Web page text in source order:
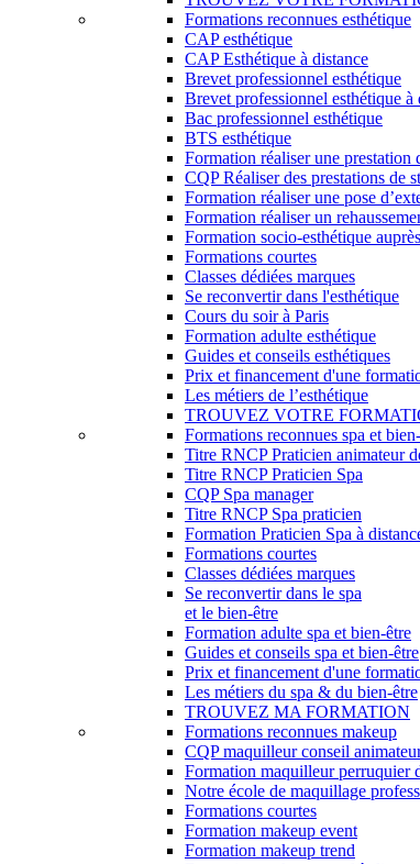
Formations reconnues esthétique
CAP esthétique
CAP Esthétique à distance
Brevet professionnel esthétique
Brevet professionnel esthétique à
Bac professionnel esthétique
BTS esthétique
Formation réaliser une prestation
CQP Réaliser des prestations de
Formation réaliser une pose
Formation réaliser un
Formation socio-esthétique
Formations courtes
Classes dédiées marques
Se reconvertir dans l'esthétique
Cours du soir à Paris
Formation adulte esthétique
Guides et conseils esthétiques
Prix et financement d'une
Les métiers de l’esthétique
TROUVEZ VOTRE
Formations reconnues spa et
Titre RNCP Praticien animateur
Titre RNCP Praticien Spa
CQP Spa manager
Titre RNCP Spa praticien
Formation Praticien Spa à
Formations courtes
Classes dédiées marques
Se reconvertir dans le spa
et le bien-être
Formation adulte spa et bien-être
Guides et conseils spa et bien-être
Prix et financement d'une
Les métiers du spa & du bien-être
TROUVEZ MA FORMATION
Formations reconnues makeup
CQP maquilleur conseil
Formation maquilleur perruquier
Notre école de maquillage
Formations courtes
Formation makeup event
Formation makeup trend